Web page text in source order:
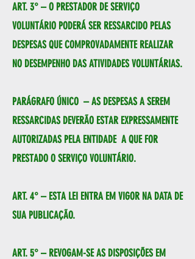
ART. 3° – O PRESTADOR DE SERVIÇO
VOLUNTÁRIO PODERÁ SER RESSARCIDO PELAS
DESPESAS QUE COMPROVADAMENTE REALIZAR
NO DESEMPENHO DAS ATIVIDADES VOLUNTÁRIAS.
PARÁGRAFO ÚNICO – AS DESPESAS A SEREM
RESSARCIDAS DEVERÃO ESTAR EXPRESSAMENTE
AUTORIZADAS PELA ENTIDADE A QUE FOR
PRESTADO O SERVIÇO VOLUNTÁRIO.
ART. 4° – ESTA LEI ENTRA EM VIGOR NA DATA DE
SUA PUBLICAÇÃO.
ART. 5° – REVOGAM-SE AS DISPOSIÇÕES EM